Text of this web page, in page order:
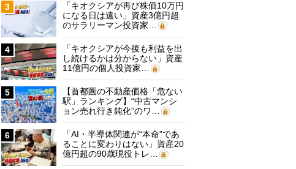
3
「キオクシアが再び株価10万円
になる日は遠い」資産3億円超
のサラリーマン投資家…
4
「キオクシアが今後も利益を出
し続けるかは分からない」資産
11億円の個人投資家…
5
【首都圏の不動産価格「危ない
駅」ランキング】“中古マンシ
ョン売れ行き鈍化”のワ…
6
「AI・半導体関連が“本命”であ
ることに変わりはない」資産20
億円超の90歳現役トレ…